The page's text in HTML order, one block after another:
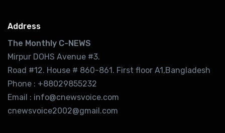
Address
The Monthly C-NEWS
Mirpur DOHS Avenue #3.
Road #12. House # 860-861. First floor A1,Bangladesh
Phone : +88029855232
Email : info@cnewsvoice.com
cnewsvoice2002@gmail.com